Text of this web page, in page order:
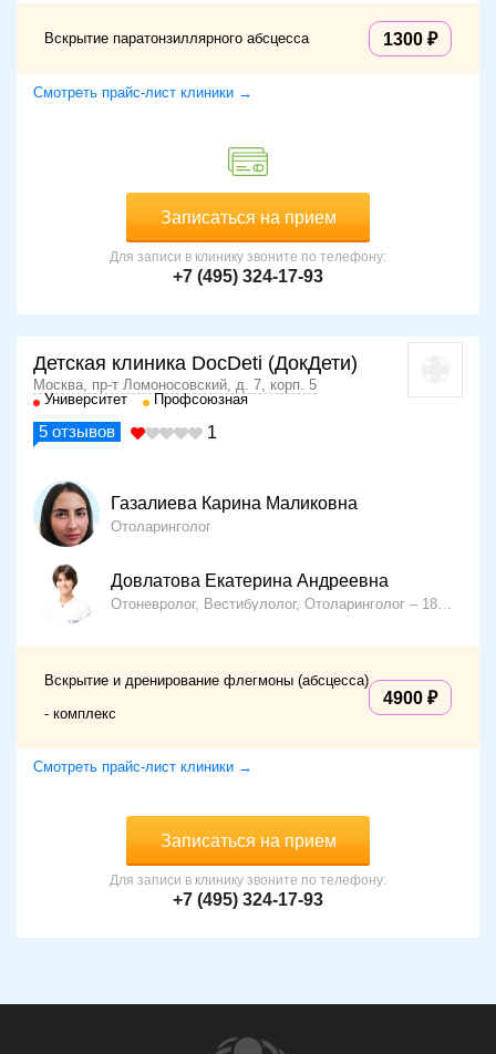
Вскрытие паратонзиллярного абсцесса 1300
Смотреть прайс-лист клиники →
Записаться на прием
Для записи в клинику звоните по телефону:
+7 (495) 324-17-93
Детская клиника DocDeti (ДокДети)
Москва, пр-т Ломоносовский, д. 7, корп. 5
Университет
Профсоюзная
5 отзывов 1
Газалиева Карина Маликовна
Отоларинголог
Довлатова Екатерина Андреевна
Отоневролог, Вестибулолог, Отоларинголог 18 лет опыта
Вскрытие и дренирование флегмоны (абсцесса)
- комплекс
4900
Смотреть прайс-лист клиники →
Записаться на прием
Для записи в клинику звоните по телефону:
+7 (495) 324-17-93